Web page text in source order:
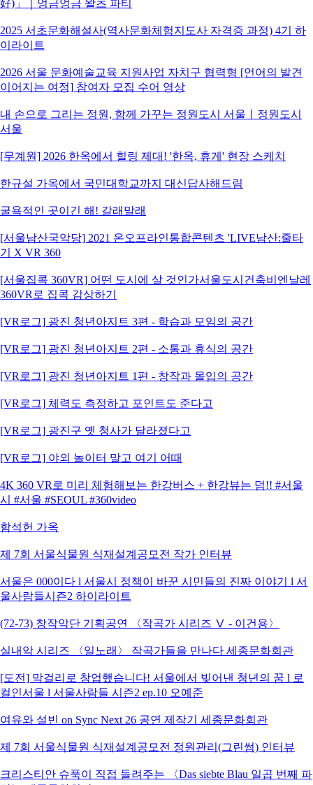
好)」｜엉금엉금 왈츠 파티
2025 서초문화해설사(역사문화체험지도사 자격증 과정) 4기 하
이라이트
2026 서울 문화예술교육 지원사업 자치구 협력형 [언어의 발견
이어지는 여정] 참여자 모집 수어 영상
내 손으로 그리는 정원, 함께 가꾸는 정원도시 서울ㅣ정원도시
서울
[무계원] 2026 한옥에서 힐링 제대! '한옥, 휴게' 현장 스케치
한규설 가옥에서 국민대학교까지 대신답사해드림
굴욕적인 곳이긴 해! 갈래말래
[서울남산국악당] 2021 온오프라인통합콘텐츠 'LIVE남산:줄타
기 X VR 360
[서울집콕 360VR] 어떤 도시에 살 것인가서울도시건축비엔날레
360VR로 집콕 감상하기
[VR로그] 광진 청년아지트 3편 - 학습과 모임의 공간
[VR로그] 광진 청년아지트 2편 - 소통과 휴식의 공간
[VR로그] 광진 청년아지트 1편 - 창작과 몰입의 공간
[VR로그] 체력도 측정하고 포인트도 준다고
[VR로그] 광진구 옛 청사가 달라졌다고
[VR로그] 야외 놀이터 말고 여기 어때
4K 360 VR로 미리 체험해보는 한강버스 + 한강뷰는 덤!! #서울
시 #서울 #SEOUL #360video
함석헌 가옥
제 7회 서울식물원 식재설계공모전 작가 인터뷰
서울은 000이다 l 서울시 정책이 바꾼 시민들의 진짜 이야기 l 서
울사람들시즌2 하이라이트
(72-73) 창작악단 기획공연 〈작곡가 시리즈 Ⅴ - 이건용〉
실내악 시리즈 〈일노래〉 작곡가들을 만나다 세종문화회관
[도전] 막걸리로 창업했습니다! 서울에서 빚어낸 청년의 꿈 l 로
컬인서울 l 서울사람들 시즌2 ep.10 오예준
여유와 설빈 on Sync Next 26 공연 제작기 세종문화회관
제 7회 서울식물원 식재설계공모전 정원관리(그린썸) 인터뷰
크리스티안 슈푹이 직접 들려주는 〈Das siebte Blau 일곱 번째 파